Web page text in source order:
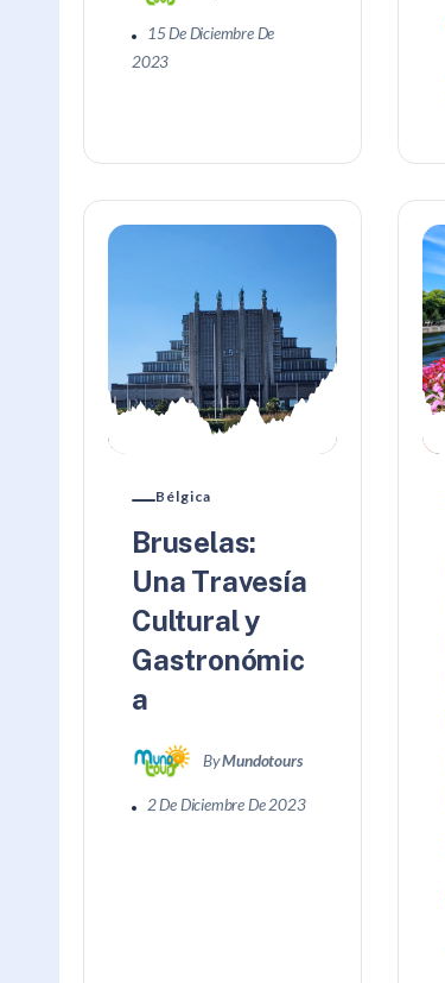
15 De Diciembre De
2023
Bélgica
Bruselas:
Una Travesía
Cultural y
Gastronómic
a
ByMundotours
2 De Diciembre De 2023